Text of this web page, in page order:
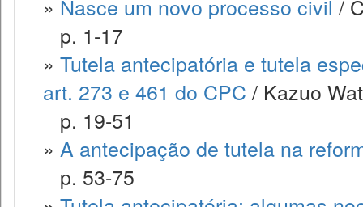
» Nasce um novo processo civil /
p. 1-17
» Tutela antecipatória e tutela
art. 273 e 461 do CPC / Kazuo
p. 19-51
» A antecipação de tutela na
p. 53-75